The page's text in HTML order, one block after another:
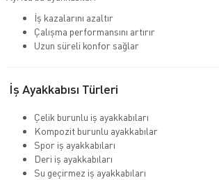
İş kazalarını azaltır
Çalışma performansını artırır
Uzun süreli konfor sağlar
İş Ayakkabısı Türleri
Çelik burunlu iş ayakkabıları
Kompozit burunlu ayakkabılar
Spor iş ayakkabıları
Deri iş ayakkabıları
Su geçirmez iş ayakkabıları